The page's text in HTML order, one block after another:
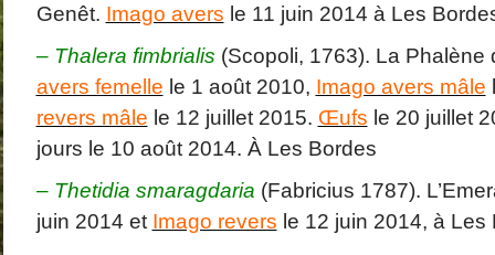
Genêt. Imago avers le 11 juin 2014 à Les
– Thalera fimbrialis (Scopoli, 1763). La
avers femelle le 1 août 2010, Imago avers mâle
revers mâle le 12 juillet 2015. Œufs le 20 juillet
jours le 10 août 2014. À Les Bordes
– Thetidia smaragdaria (Fabricius 1787).
juin 2014 et Imago revers le 12 juin 2014, à Les